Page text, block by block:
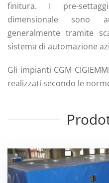
finitura. I pre-
dimensionale sono
generalmente tramite
sistema di automazione
Gli impianti CGM
realizzati secondo le